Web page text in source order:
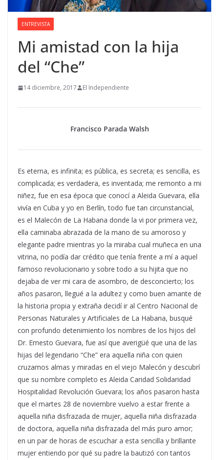
ENTREVISTA
Mi amistad con la hija
del “Che”
14 diciembre, 2017 El Independiente
Francisco Parada Walsh
Es eterna, es infinita; es pública, es secreta; es sencilla, es
complicada; es verdadera, es inventada; me remonto a mi
niñez, fue en esa época que conocí a Aleida Guevara, ella
vivía en Cuba y yo en Berlín, todo fue tan circunstancial,
es el Malecón de La Habana donde la vi por primera vez,
ella caminaba abrazada de la mano de su amoroso y
elegante padre mientras yo la miraba cual muñeca en una
vitrina, no podía dar crédito que tenía frente a mí a aquel
famoso revolucionario y sobre todo a su hijita que no
dejaba de ver mi cara de asombro, de desconcierto; los
años pasaron, llegué a la adultez y como buen amante de
la historia propia y extraña decidí ir al Centro Nacional de
Personas Naturales y Artificiales de La Habana, busqué
con profundo detenimiento los nombres de los hijos del
Dr. Ernesto Guevara, fue así que averigüé que una de las
hijas del legendario “Che” era aquella niña con quien
cruzamos almas y miradas en el viejo Malecón y descubrí
que su nombre completo es Aleida Caridad Solidaridad
Hospitalidad Revolución Guevara; los años pasaron hasta
que el martes 28 de noviembre vuelvo a estar frente a
aquella niña disfrazada de mujer, aquella niña disfrazada
de doctora, aquella niña disfrazada del más puro amor;
en un par de horas de escuchar a esta sencilla y brillante
mujer entiendo por qué su padre la bautizó con tantos